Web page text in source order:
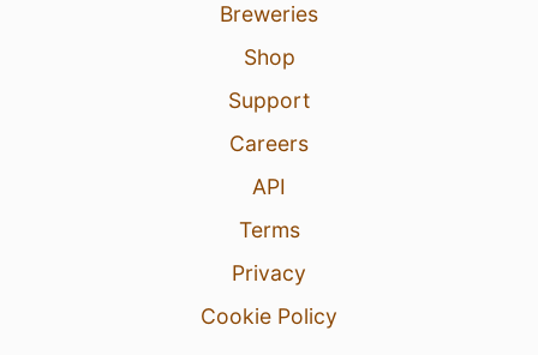
Breweries
Shop
Support
Careers
API
Terms
Privacy
Cookie Policy